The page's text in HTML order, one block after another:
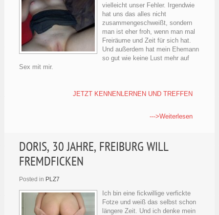
vielleicht unser Fehler. Irgendwie
hat uns das alles nicht
zusammengeschweißt, sondern
man ist eher froh, wenn man mal
Freiräume und Zeit für sich hat.
Und außerdem hat mein Ehemann
so gut wie keine Lust mehr auf
Sex mit mir.
JETZT KENNENLERNEN UND TREFFEN
--->Weiterlesen
DORIS, 30 JAHRE, FREIBURG WILL
FREMDFICKEN
Posted in PLZ7
Ich bin eine fickwillige verfickte
Fotze und weiß das selbst schon
längere Zeit. Und ich denke mein